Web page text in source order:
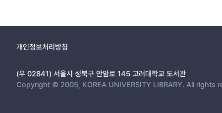
개인정보처리방침
(우 02841) 서울시 성북구 안암로 145 고려대학교 도서관
Copyright © 2005, KOREA UNIVERSITY LIBRARY. All rights